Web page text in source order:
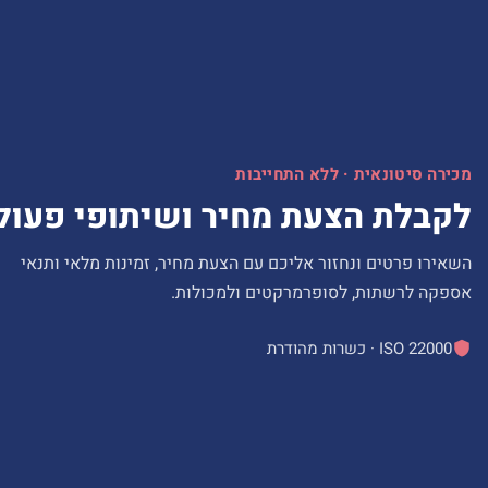
מכירה סיטונאית · ללא התחייבות
לקבלת הצעת מחיר ושיתופי
השאירו פרטים ונחזור אליכם עם הצעת מחיר, זמינות מלאי ותנאי
אספקה לרשתות, לסופרמרקטים ולמכולות.
ISO 22000 · כשרות מהודרת